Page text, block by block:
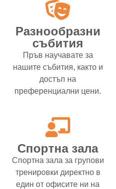
Разнообразни
събития
Пръв научавате за
нашите събития, както и
достъп на
преференциални цени.
Спортна зала
Спортна зала за групови
тренировки директно в
един от офисите ни на